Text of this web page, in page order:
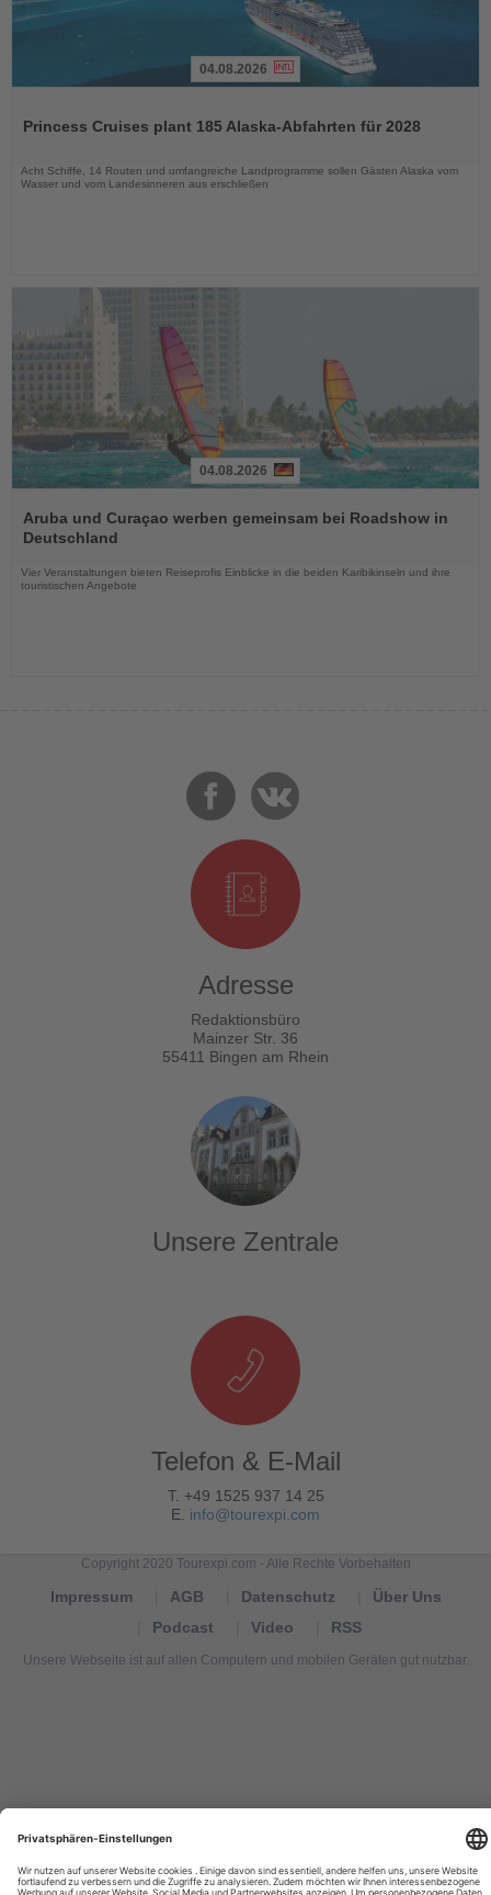
die
04.08.2026
Princess Cruises plant 185 Alaska-Abfahrten für 2028
Acht Schiffe, 14 Routen und umfangreiche Landprogramme sollen Gästen Alaska vom
Wasser und vom Landesinneren aus erschließen
Sie
die
04.08.2026
Aruba und Curaçao werben gemeinsam bei Roadshow in
Deutschland
Vier Veranstaltungen bieten Reiseprofis Einblicke in die beiden Karibikinseln und ihre
touristischen Angebote
Adresse
Redaktionsbüro
Mainzer Str. 36
55411 Bingen am Rhein
Unsere Zentrale
Telefon & E-Mail
T. +49 1525 937 14 25
E. info@tourexpi.com
Copyright 2020 Tourexpi.com - Alle Rechte Vorbehalten
Impressum AGB Datenschutz
Über Uns
Podcast
Video RSS
Unsere Webseite ist auf allen Computern und mobilen Geräten gut nutzbar.
noticias
de
Tourismus